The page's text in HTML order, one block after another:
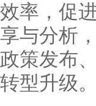
率，促
与分析
策发布
型升级